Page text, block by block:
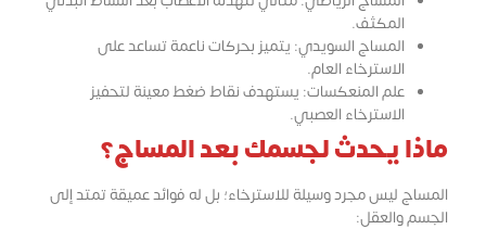
المكثف.
المساج السويدي: يتميز بحركات ناعمة تساعد على
الاسترخاء العام.
علم المنعكسات: يستهدف نقاط ضغط معينة لتحفيز
الاسترخاء العصبي.
ماذا يحدث لجسمك بعد المساج؟
المساج ليس مجرد وسيلة للاسترخاء؛ بل له فوائد عميقة تمتد إلى
الجسم والعقل: